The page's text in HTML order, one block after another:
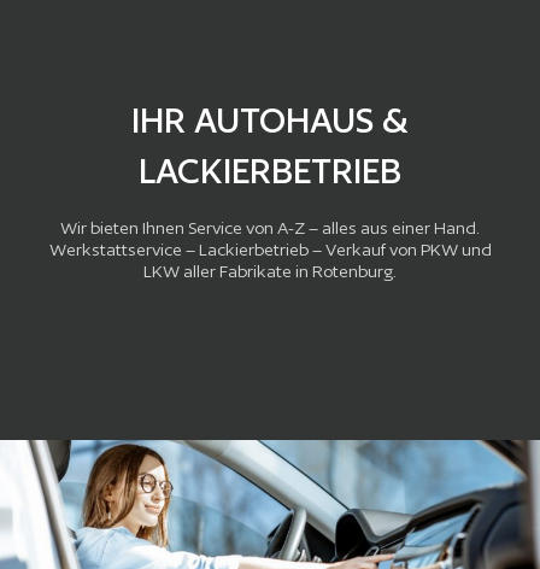
IHR AUTOHAUS &
LACKIERBETRIEB
Wir bieten Ihnen Service von A-Z – alles aus einer Hand.
Werkstattservice – Lackierbetrieb – Verkauf von PKW und
LKW aller Fabrikate in Rotenburg.